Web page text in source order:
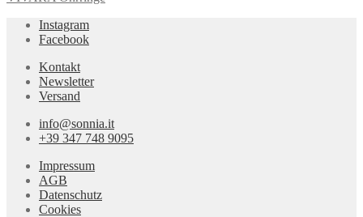
Instagram
Facebook
Kontakt
Newsletter
Versand
info@sonnia.it
+39 347 748 9095
Impressum
AGB
Datenschutz
Cookies